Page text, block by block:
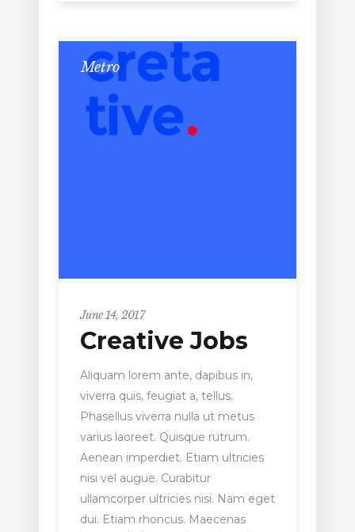
Metro
June 14, 2017
Creative Jobs
Aliquam lorem ante, dapibus in,
viverra quis, feugiat a, tellus.
Phasellus viverra nulla ut metus
varius laoreet. Quisque rutrum.
Aenean imperdiet. Etiam ultricies
nisi vel augue. Curabitur
ullamcorper ultricies nisi. Nam eget
dui. Etiam rhoncus. Maecenas